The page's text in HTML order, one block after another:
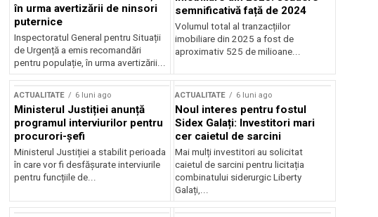
în urma avertizării de ninsori
puternice
Inspectoratul General pentru Situații
de Urgență a emis recomandări
pentru populație, în urma avertizării...
semnificativă față de 2024
Volumul total al tranzacțiilor
imobiliare din 2025 a fost de
aproximativ 525 de milioane...
ACTUALITATE 6 luni ago
Ministerul Justiției anunță
programul interviurilor pentru
procurori-șefi
Ministerul Justiției a stabilit perioada
în care vor fi desfășurate interviurile
pentru funcțiile de...
ACTUALITATE 6 luni ago
Noul interes pentru fostul
Sidex Galați: Investitori mari
cer caietul de sarcini
Mai mulți investitori au solicitat
caietul de sarcini pentru licitația
combinatului siderurgic Liberty
Galați,...